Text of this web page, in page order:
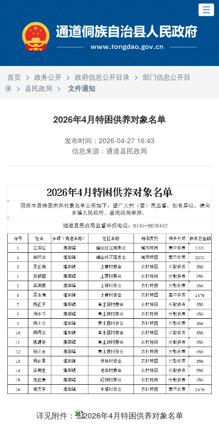
首页 > 政务公开 > 政府信息公开目录 > 部门信息公开目
录 > 县民政局 > 文件通知
2026年4月特困供养对象名单
发布时间：2026-04-27 16:43
信息来源：通道县民政局
详见附件： 2026年4月特困供养对象名单